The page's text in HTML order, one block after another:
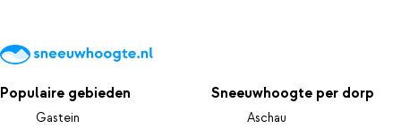
Populaire gebieden
Gastein
Sneeuwhoogte per dorp
Aschau